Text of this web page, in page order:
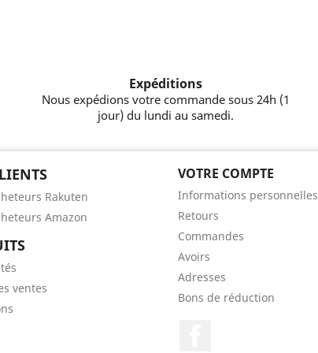
Expéditions
Nous expédions votre commande sous 24h (1
jour) du lundi au samedi.
Rakuten
Amazon
ventes
VOTRE COMPTE
Informations personnelles
Retours
Commandes
Avoirs
Adresses
Bons de réduction